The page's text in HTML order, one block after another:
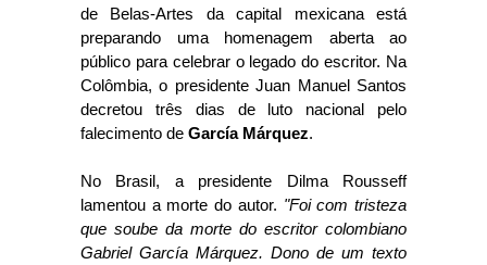
de Belas-Artes da capital mexicana está
preparando uma homenagem aberta ao
público para celebrar o legado do escritor. Na
Colômbia, o presidente Juan Manuel Santos
decretou três dias de luto nacional pelo
falecimento de García Márquez.
No Brasil, a presidente Dilma Rousseff
lamentou a morte do autor. "Foi com tristeza
que soube da morte do escritor colombiano
Gabriel García Márquez. Dono de um texto